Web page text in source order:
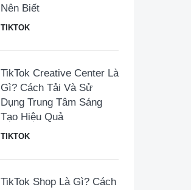
Nên Biết
TIKTOK
TikTok Creative Center Là
Gì? Cách Tải Và Sử
Dụng Trung Tâm Sáng
Tạo Hiệu Quả
TIKTOK
TikTok Shop Là Gì? Cách